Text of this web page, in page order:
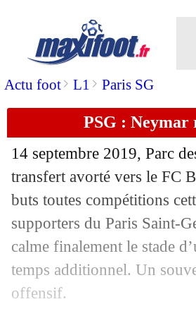
Actu foot> L1 > Paris SG
PSG : Neymar
14 septembre 2019, Parc
transfert avorté vers le FC
buts toutes compétitions
supporters du Paris Saint-
calme finalement le stade
temps additionnel. Un
offensif.
: Mediapro prêt
08/04 Coronavirus: la
08/04 Barça: retour de la
08/04 Leicester: Slimani,
Dortmund: Reus
08/04 Barça: Dembele a
08/04 Lazio